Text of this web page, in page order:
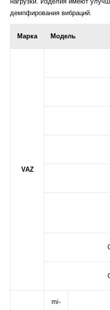
демпфирования вибраций.
Марка Модель
VAZ
mi-